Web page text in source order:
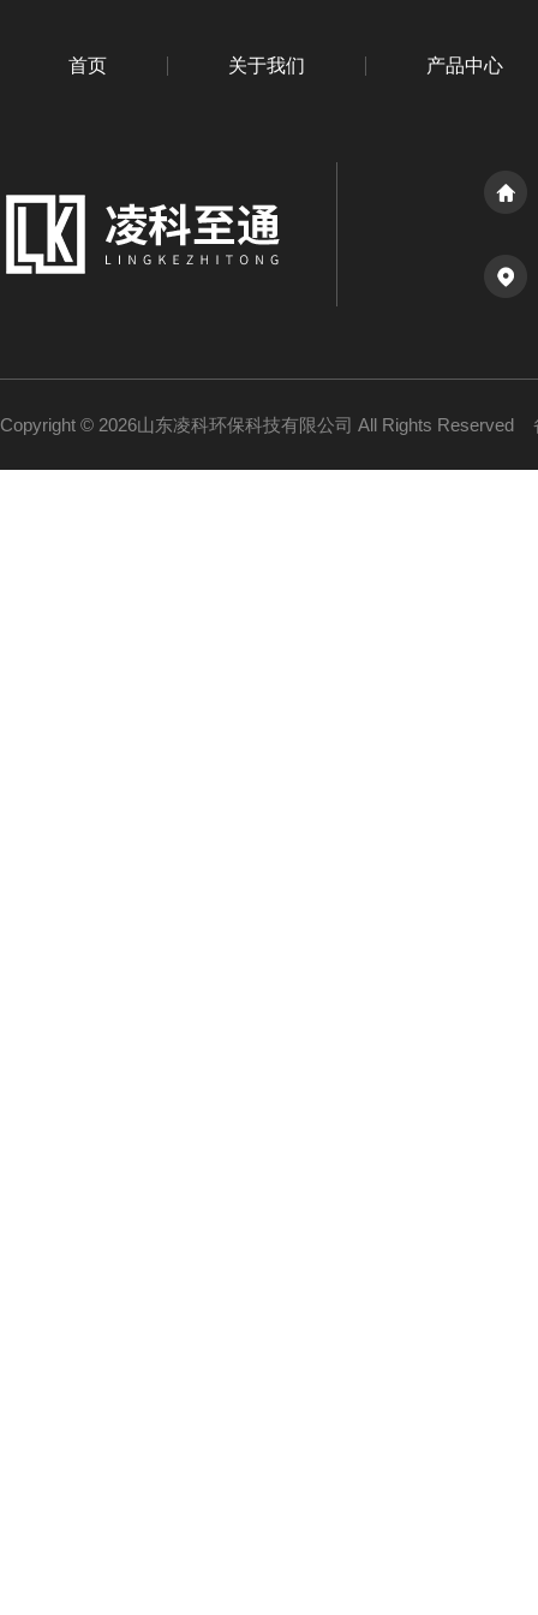
首页 关于我们 产品中心
Copyright © 2026山东凌科环保科技有限公司 All Rights Reserved